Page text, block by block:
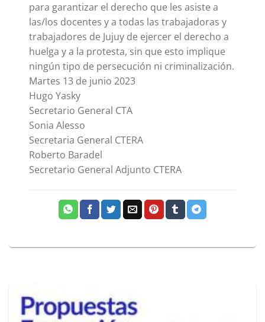
para garantizar el derecho que les asiste a
las/los docentes y a todas las trabajadoras y
trabajadores de Jujuy de ejercer el derecho a
huelga y a la protesta, sin que esto implique
ningún tipo de persecución ni criminalización.
Martes 13 de junio 2023
Hugo Yasky
Secretario General CTA
Sonia Alesso
Secretaria General CTERA
Roberto Baradel
Secretario General Adjunto CTERA